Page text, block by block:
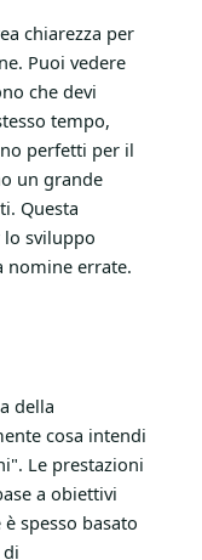
chiarezza per
Puoi vedere
che devi
tempo,
perfetti per il
un grande
Questa
lo sviluppo
nomine errate.
della
cosa intendi
Le prestazioni
a obiettivi
spesso basato